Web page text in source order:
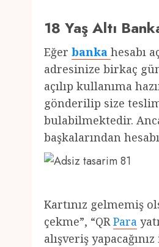
18 Yaş Altı
Eğer banka hesabı
adresinize birkaç
açılıp kullanıma
gönderilip size
bulabilmektedir.
başkalarından
Kartınız gelmemiş
çekme”, “QRPara
alışveriş